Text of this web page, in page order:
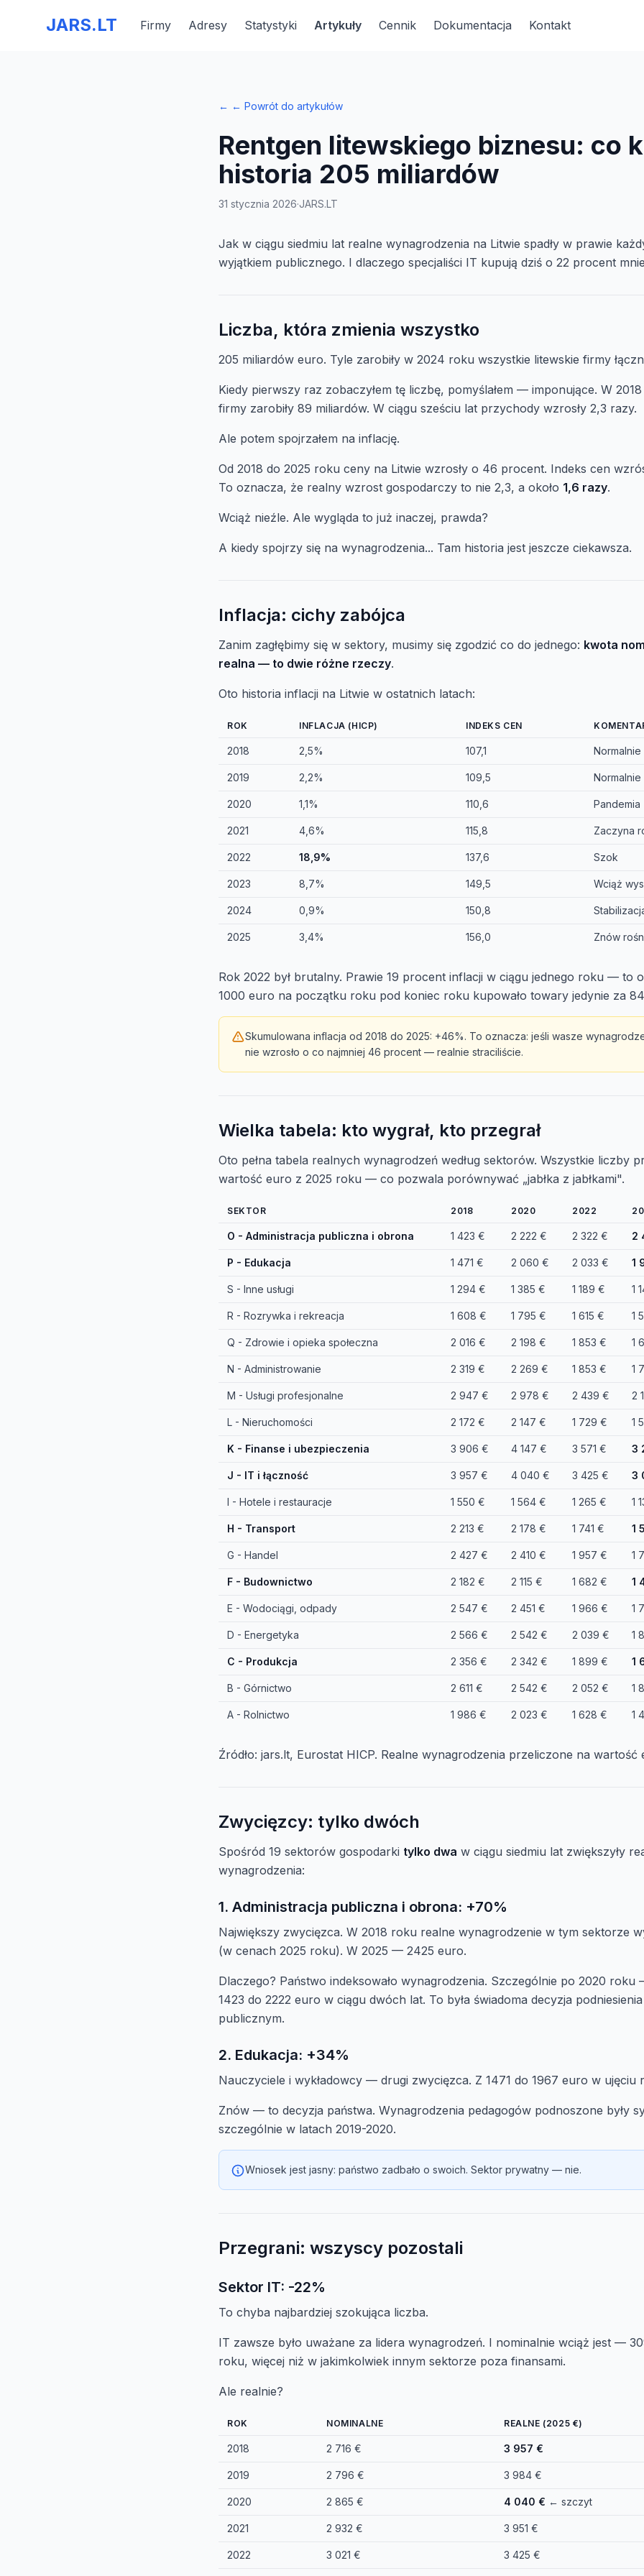
JARS.LT Firmy Adresy Statystyki Artykuły Cennik Dokumentacja Kontakt
← ← Powrót do artykułów
Rentgen litewskiego biznesu: co
historia 205 miliardów
31 stycznia 2026·JARS.LT
Jak w ciągu siedmiu lat realne wynagrodzenia na Litwie spadły w prawie
wyjątkiem publicznego. I dlaczego specjaliści IT kupują dziś o 22 procent
Liczba, która zmienia wszystko
205 miliardów euro. Tyle zarobiły w 2024 roku wszystkie litewskie firmy
Kiedy pierwszy raz zobaczyłem tę liczbę, pomyślałem — imponujące. W
firmy zarobiły 89 miliardów. W ciągu sześciu lat przychody wzrosły 2,3 razy.
Ale potem spojrzałem na inflację.
Od 2018 do 2025 roku ceny na Litwie wzrosły o 46 procent. Indeks cen
To oznacza, że realny wzrost gospodarczy to nie 2,3, a około 1,6 razy.
Wciąż nieźle. Ale wygląda to już inaczej, prawda?
A kiedy spojrzy się na wynagrodzenia... Tam historia jest jeszcze ciekawsza.
Inflacja: cichy zabójca
Zanim zagłębimy się w sektory, musimy się zgodzić co do jednego: kwota
realna — to dwie różne rzeczy.
Oto historia inflacji na Litwie w ostatnich latach:
ROK INFLACJA (HICP) INDEKS CEN
2018 2,5% 107,1 Normalnie
2019 2,2% 109,5 Normalnie
2020 1,1% 110,6 Pandemia
2021 4,6% 115,8 Zaczyna
2022 18,9% 137,6 Szok
2023 8,7% 149,5 Wciąż
2024 0,9% 150,8
2025 3,4% 156,0 Znów
Rok 2022 był brutalny. Prawie 19 procent inflacji w ciągu jednego roku — to
1000 euro na początku roku pod koniec roku kupowało towary jedynie za
Skumulowana inflacja od 2018 do 2025: +46%. To oznacza: jeśli wasze
nie wzrosło o co najmniej 46 procent — realnie straciliście.
Wielka tabela: kto wygrał, kto przegrał
Oto pełna tabela realnych wynagrodzeń według sektorów. Wszystkie liczby
wartość euro z 2025 roku — co pozwala porównywać „jabłka z jabłkami".
SEKTOR 2018 2020 2022
O - Administracja publiczna i obrona 1 423 € 2 222 € 2 322 € 2
P - Edukacja 1 471 € 2 060 € 2 033 € 1
S - Inne usługi 1 294 € 1 385 € 1 189 € 1
R - Rozrywka i rekreacja 1 608 € 1 795 € 1 615 € 1
Q - Zdrowie i opieka społeczna 2 016 € 2 198 € 1 853 € 1
N - Administrowanie 2 319 € 2 269 € 1 853 € 1
M - Usługi profesjonalne 2 947 € 2 978 € 2 439 € 2
L - Nieruchomości 2 172 € 2 147 € 1 729 € 1
K - Finanse i ubezpieczenia 3 906 € 4 147 € 3 571 € 3
J - IT i łączność 3 957 € 4 040 € 3 425 € 3
I - Hotele i restauracje 1 550 € 1 564 € 1 265 € 1
H - Transport 2 213 € 2 178 € 1 741 € 1
G - Handel 2 427 € 2 410 € 1 957 € 1
F - Budownictwo 2 182 € 2 115 € 1 682 € 1
E - Wodociągi, odpady 2 547 € 2 451 € 1 966 € 1
D - Energetyka 2 566 € 2 542 € 2 039 € 1
C - Produkcja 2 356 € 2 342 € 1 899 € 1
B - Górnictwo 2 611 € 2 542 € 2 052 € 1
A - Rolnictwo 1 986 € 2 023 € 1 628 € 1
Źródło: jars.lt, Eurostat HICP. Realne wynagrodzenia przeliczone na
Zwycięzcy: tylko dwóch
Spośród 19 sektorów gospodarki tylko dwa w ciągu siedmiu lat zwiększyły
wynagrodzenia:
1. Administracja publiczna i obrona: +70%
Największy zwycięzca. W 2018 roku realne wynagrodzenie w tym sektorze
(w cenach 2025 roku). W 2025 — 2425 euro.
Dlaczego? Państwo indeksowało wynagrodzenia. Szczególnie po 2020
1423 do 2222 euro w ciągu dwóch lat. To była świadoma decyzja
publicznym.
2. Edukacja: +34%
Nauczyciele i wykładowcy — drugi zwycięzca. Z 1471 do 1967 euro w ujęciu
Znów — to decyzja państwa. Wynagrodzenia pedagogów podnoszone były
szczególnie w latach 2019-2020.
Wniosek jest jasny: państwo zadbało o swoich. Sektor prywatny — nie.
Przegrani: wszyscy pozostali
Sektor IT: -22%
To chyba najbardziej szokująca liczba.
IT zawsze było uważane za lidera wynagrodzeń. I nominalnie wciąż jest —
roku, więcej niż w jakimkolwiek innym sektorze poza finansami.
Ale realnie?
ROK NOMINALNE REALNE (2025 €)
2018 2 716 € 3 957 €
2019 2 796 € 3 984 €
2020 2 865 € 4 040 € ← szczyt
2021 2 932 € 3 951 €
2022 3 021 € 3 425 €